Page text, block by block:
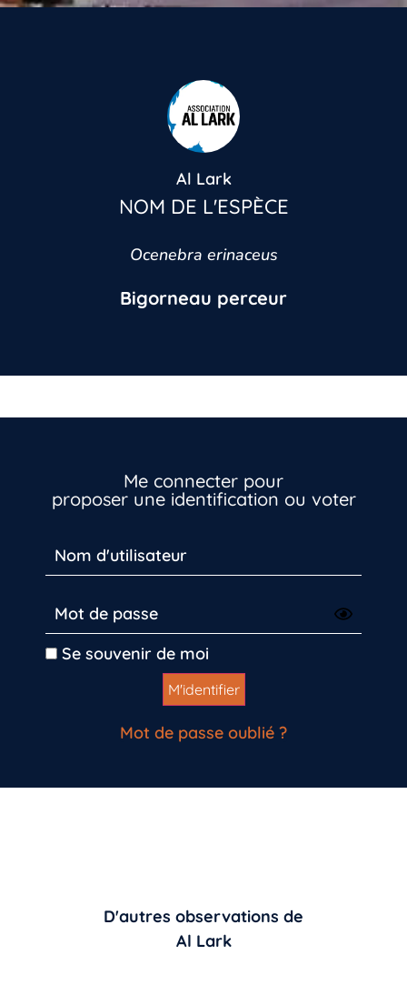
Al Lark
NOM DE L'ESPÈCE
Ocenebra erinaceus
Bigorneau perceur
Me connecter pour
proposer une identification ou voter
Se souvenir de moi
Mot de passe oublié ?
D'autres observations de
Al Lark